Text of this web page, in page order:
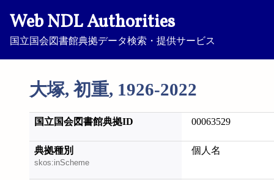
Web NDL Authorities
国立国会図書館典拠データ検索・提供サービス
大塚, 初重, 1926-2022
国立国会図書館典拠ID 00063529
典拠種別
skos:inScheme
個人名